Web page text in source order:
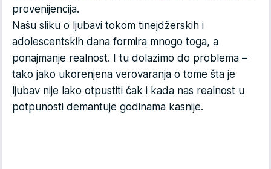
provenijencija.
Našu sliku o ljubavi tokom tinejdžerskih i
adolescentskih dana formira mnogo toga, a
ponajmanje realnost. I tu dolazimo do problema –
tako jako ukorenjena verovaranja o tome šta je
ljubav nije lako otpustiti čak i kada nas realnost u
potpunosti demantuje godinama kasnije.